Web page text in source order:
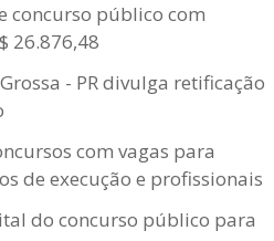
concurso público com
26.876,48
- PR divulga retificação
com vagas para
de execução e profissionais
do concurso público para